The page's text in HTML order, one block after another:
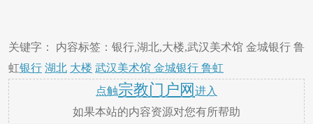
关键字： 内容标签：银行,湖北,大楼,武汉美术馆 金城银行 鲁
虹银行 湖北 大楼 武汉美术馆 金城银行 鲁虹
点触宗教门户网 进入
如果本站的内容资源对您有所帮助